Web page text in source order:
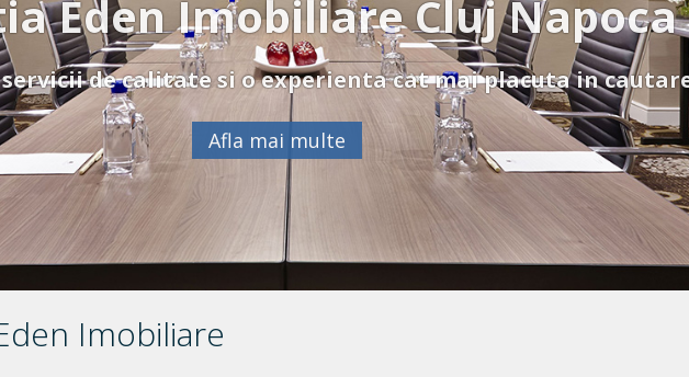
Eden Imobiliare Cluj Napoca
de calitate si o experienta cat mai placuta in
Afla mai multe
Imobiliare